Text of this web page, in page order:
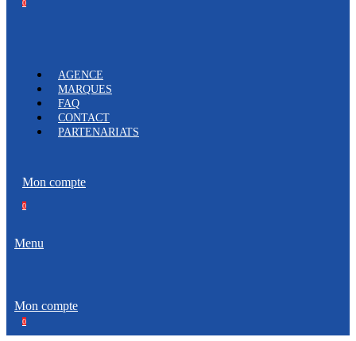
0
AGENCE
MARQUES
FAQ
CONTACT
PARTENARIATS
Mon compte
0
Menu
Mon compte
0